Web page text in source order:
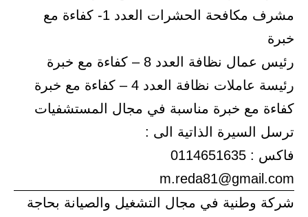
مشرف مكافحة الحشرات العدد 1- كفاءة مع
خبرة
رئيس عمال نظافة العدد 8 – كفاءة مع خبرة
رئيسة عاملات نظافة العدد 4 – كفاءة مع خبرة
كفاءة مع خبرة مناسبة في مجال المستشفيات
ترسل السيرة الذاتية الى :
فاكس : 0114651635
m.reda81@gmail.com
شركة وطنية في مجال التشغيل والصيانة بحاجة